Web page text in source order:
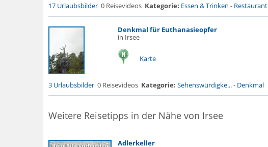
17 Urlaubsbilder 0 Reisevideos Kategorie: Essen & Trinken - Restaurant
Denkmal für Euthanasieopfer
in Irsee
Karte
3 Urlaubsbilder 0 Reisevideos Kategorie: Sehenswürdigke...- Denkmal
Weitere Reisetipps in der Nähe von Irsee
Adlerkeller